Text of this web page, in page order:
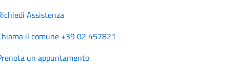
Assistenza
il comune +39 02 457821
un appuntamento